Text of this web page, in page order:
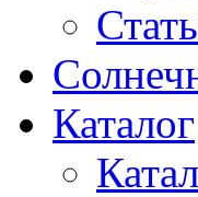
Каталог